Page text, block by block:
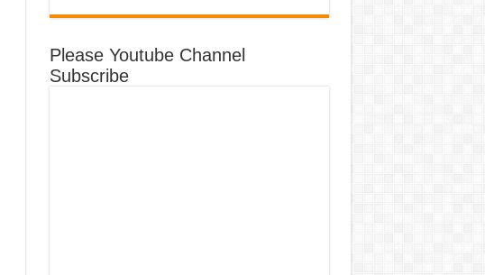
Please Youtube Channel
Subscribe